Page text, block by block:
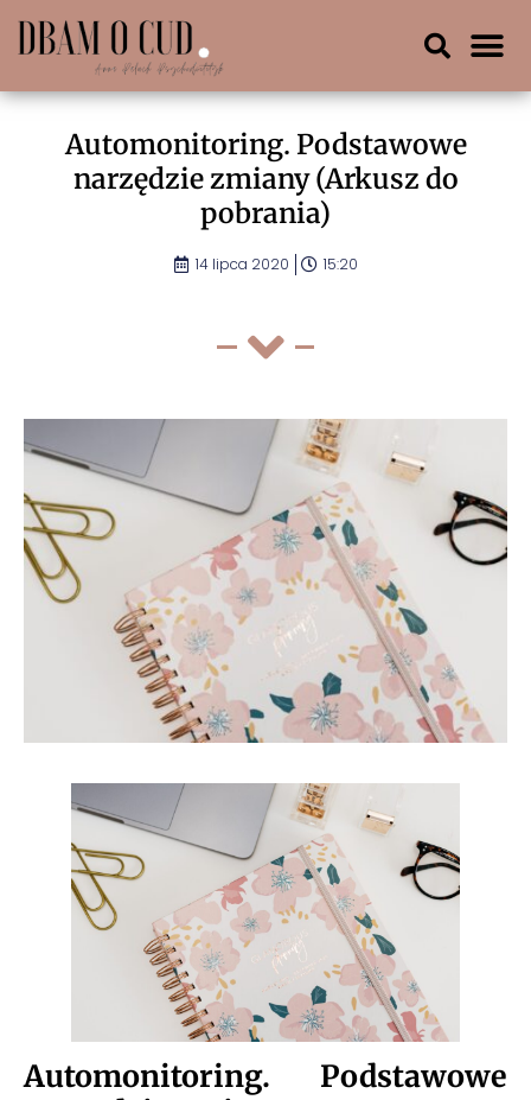
Automonitoring. Podstawowe
narzędzie zmiany (Arkusz do
pobrania)
14 lipca 2020 15:20
Automonitoring. Podstawowe